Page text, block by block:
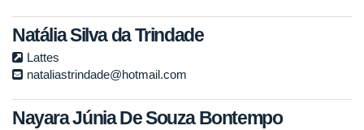
Natália Silva da Trindade
Lattes
nataliastrindade@hotmail.com
Nayara Júnia De Souza Bontempo